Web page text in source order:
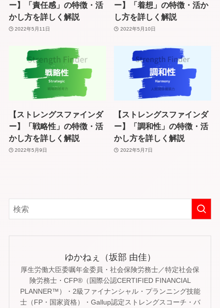
ー】「責任感」の特徴・活
かし方を詳しく解説
2022年5月11日
ー】「着想」の特徴・活か
し方を詳しく解説
2022年5月10日
【ストレングスファインダ
ー】「戦略性」の特徴・活
かし方を詳しく解説
2022年5月9日
【ストレングスファインダ
ー】「調和性」の特徴・活
かし方を詳しく解説
2022年5月7日
ゆかねぇ（坂部 由佳）
厚生労働大臣委嘱年金委員・社会保険労務士／特定社会保
険労務士・CFP®（国際公認CERTIFIED FINANCIAL
PLANNER™）・2級ファイナンシャル・プランニング技能
士（FP・国家資格）・Gallup認定ストレングスコーチ・バ